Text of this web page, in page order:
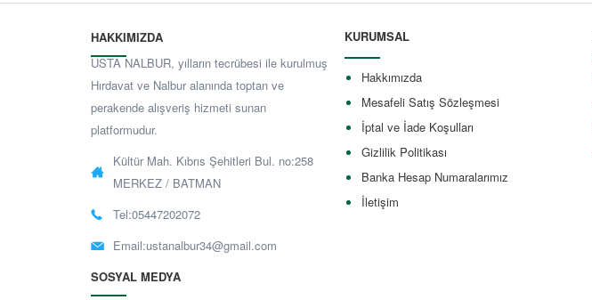
HAKKIMIZDA
USTA NALBUR, yılların tecrübesi ile kurulmuş
Hırdavat ve Nalbur alanında toptan ve
perakende alışveriş hizmeti sunan
platformudur.
Kültür Mah. Kıbrıs Şehitleri Bul. no:258
MERKEZ / BATMAN
Tel:05447202072
Email:ustanalbur34@gmail.com
SOSYAL MEDYA
KURUMSAL
Hakkımızda
Mesafeli Satış Sözleşmesi
İptal ve İade Koşulları
Gizlilik Politikası
Banka Hesap Numaralarımız
İletişim